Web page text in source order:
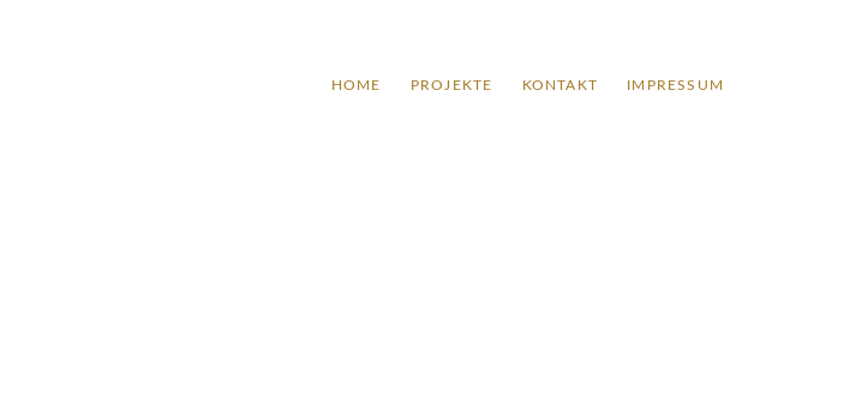
HOME PROJEKTE KONTAKT IMPRESSUM